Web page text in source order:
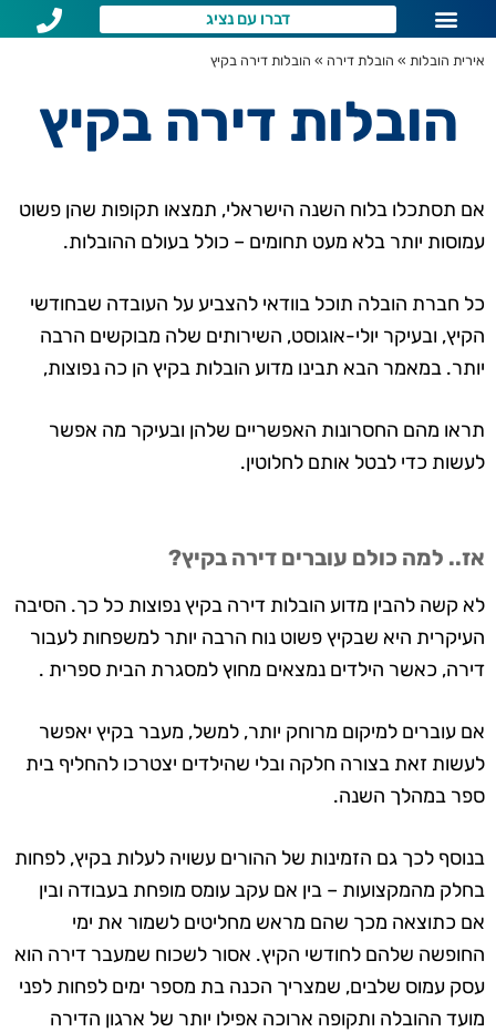
דברו עם נציג
אירית הובלות » הובלת דירה » הובלות דירה בקיץ
הובלות דירה בקיץ
אם תסתכלו בלוח השנה הישראלי, תמצאו תקופות שהן פשוט
עמוסות יותר בלא מעט תחומים – כולל בעולם ההובלות.
כל חברת הובלה תוכל בוודאי להצביע על העובדה שבחודשי
הקיץ, ובעיקר יולי-אוגוסט, השירותים שלה מבוקשים הרבה
יותר. במאמר הבא תבינו מדוע הובלות בקיץ הן כה נפוצות,
תראו מהם החסרונות האפשריים שלהן ובעיקר מה אפשר
לעשות כדי לבטל אותם לחלוטין.
אז.. למה כולם עוברים דירה בקיץ?
לא קשה להבין מדוע הובלות דירה בקיץ נפוצות כל כך. הסיבה
העיקרית היא שבקיץ פשוט נוח הרבה יותר למשפחות לעבור
דירה, כאשר הילדים נמצאים מחוץ למסגרת הבית ספרית .
אם עוברים למיקום מרוחק יותר, למשל, מעבר בקיץ יאפשר
לעשות זאת בצורה חלקה ובלי שהילדים יצטרכו להחליף בית
ספר במהלך השנה.
בנוסף לכך גם הזמינות של ההורים עשויה לעלות בקיץ, לפחות
בחלק מהמקצועות – בין אם עקב עומס מופחת בעבודה ובין
אם כתוצאה מכך שהם מראש מחליטים לשמור את ימי
החופשה שלהם לחודשי הקיץ. אסור לשכוח שמעבר דירה הוא
עסק עמוס שלבים, שמצריך הכנה בת מספר ימים לפחות לפני
מועד ההובלה ותקופה ארוכה אפילו יותר של ארגון הדירה